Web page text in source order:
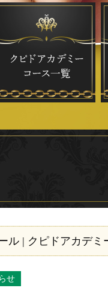
ル | クピドアカデミ
せ